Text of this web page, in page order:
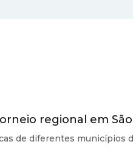
regional em
de diferentes municípios